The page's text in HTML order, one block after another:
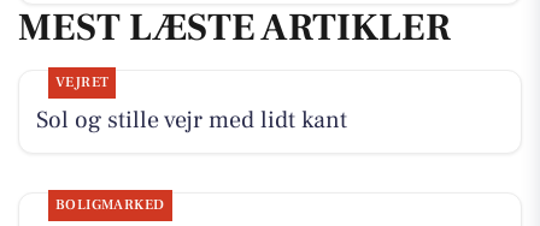
MEST LÆSTE ARTIKLER
VEJRET
Sol og stille vejr med lidt kant
BOLIGMARKED